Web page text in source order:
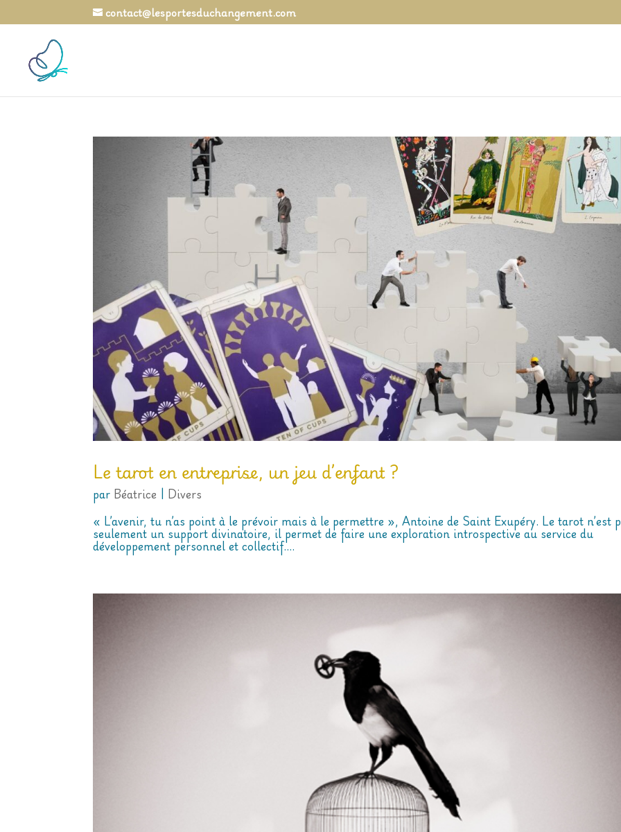
contact@lesportesduchangement.com
Le tarot en entreprise, un jeu d’enfant ?
par Béatrice | Divers
« L’avenir, tu n’as point à le prévoir mais à le permettre », Antoine de Saint Exupéry. Le tarot n’est
seulement un support divinatoire, il permet de faire une exploration introspective au service du
développement personnel et collectif....